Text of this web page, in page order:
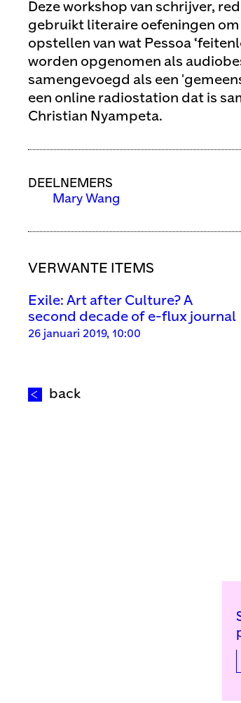
Deze workshop van schrijver,
gebruikt literaire oefeningen
opstellen van wat Pessoa
worden opgenomen als
samengevoegd als een
een online radiostation dat is
Christian Nyampeta.
DEELNEMERS
Mary Wang
VERWANTE ITEMS
Exile: Art after Culture? A
second decade of e-flux journal
26 januari 2019, 10:00
back